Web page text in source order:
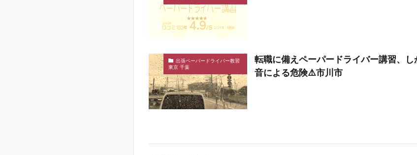
出張ペーパードライバー教習
東京 千葉
転職に備えペーパードライバー講習、
音による危険⚠️市川市